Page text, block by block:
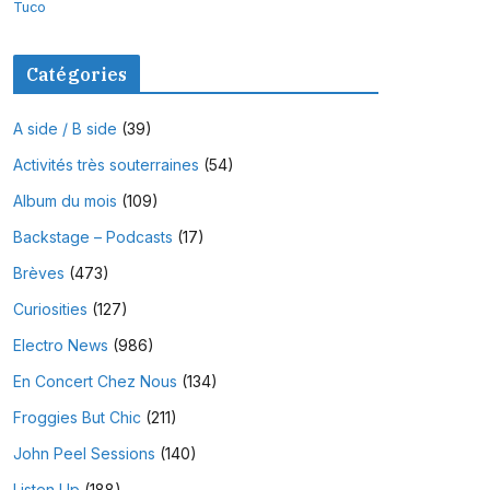
Tuco
Catégories
A side / B side (39)
Activités très souterraines (54)
Album du mois (109)
Backstage – Podcasts (17)
Brèves (473)
Curiosities (127)
Electro News (986)
En Concert Chez Nous (134)
Froggies But Chic (211)
John Peel Sessions (140)